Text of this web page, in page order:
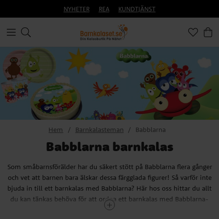
NYHETER REA KUNDTJÄNST
Hem Barnkalasteman Babblarna
Babblarna barnkalas
Som småbarnsförälder har du säkert stött på Babblarna flera gånger
och vet att barnen bara älskar dessa färgglada figurer! Så varför inte
bjuda in till ett barnkalas med Babblarna? Här hos oss hittar du allt
du kan tänkas behöva för att ordna ett barnkalas med Babblarna-
tema för ditt barn. Satsa på dekorationer, dukning och